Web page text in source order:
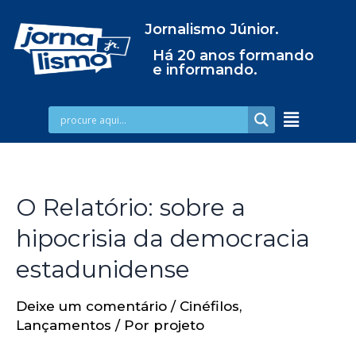
Jornalismo Júnior.
Há 20 anos formando
e informando.
O Relatório: sobre a
hipocrisia da democracia
estadunidense
Deixe um comentário / Cinéfilos,
Lançamentos / Por projeto